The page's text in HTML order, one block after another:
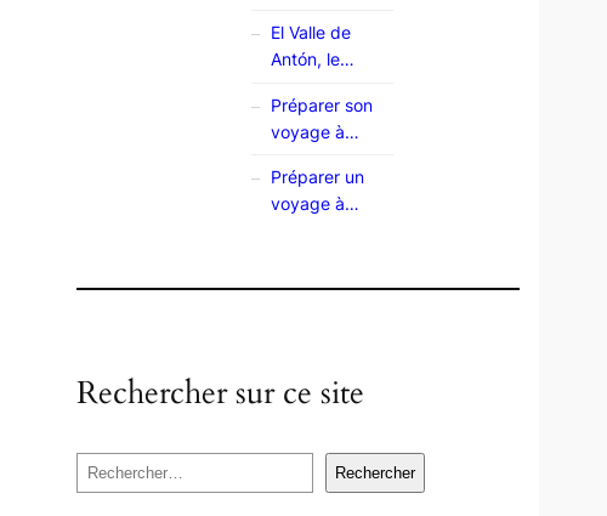
mon guide
El Valle de
Antón, le
sur un volcan
Préparer son
voyage à
guide complet
Préparer un
voyage à
Rechercher sur ce site
R
e
Rechercher